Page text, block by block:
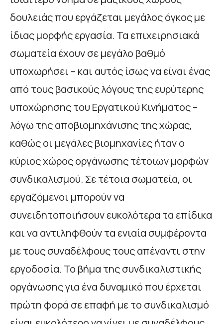
δουλειάς που εργάζεται μεγάλος όγκος με
ίδιας μορφής εργασία. Τα επιχειρησιακά
σωματεία έχουν σε μεγάλο βαθμό
υποχωρήσει – και αυτός ίσως να είναι ένας
από τους βασικούς λόγους της ευρύτερης
υποχώρησης του Εργατικού Κινήματος –
λόγω της αποβιομηχάνισης της χώρας,
καθώς οι μεγάλες βιομηχανίες ήταν ο
κύριος χώρος οργάνωσης τέτοιων μορφών
συνδικαλισμού. Σε τέτοια σωματεία, οι
εργαζόμενοι μπορούν να
συνειδητοποιήσουν ευκολότερα τα επίδικα
και να αντιληφθούν τα ενιαία συμφέροντα
με τους συναδέλφους τους απέναντι στην
εργοδοσία. Το βήμα της συνδικαλιστικής
οργάνωσης για ένα δυναμικό που έρχεται
πρώτη φορά σε επαφή με το συνδικαλισμό